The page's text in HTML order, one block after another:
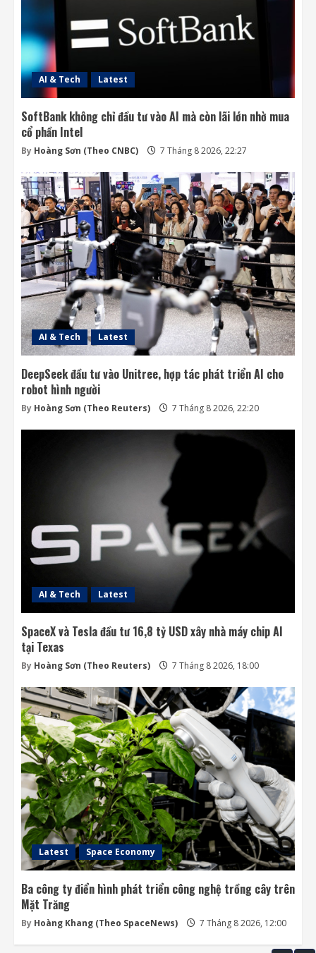
4
Ba công ty điển hình phát triển công nghệ
trồng cây trên Mặt Trăng
7 Tháng 8 2026, 12:00
AI & Tech Latest
SoftBank không chỉ đầu tư vào AI mà còn lãi lớn nhờ mua
cổ phần Intel
By Hoàng Sơn (Theo CNBC) 7 Tháng 8 2026, 22:27
AI & Tech Latest
DeepSeek đầu tư vào Unitree, hợp tác phát triển AI cho
robot hình người
By Hoàng Sơn (Theo Reuters) 7 Tháng 8 2026, 22:20
AI & Tech Latest
SpaceX và Tesla đầu tư 16,8 tỷ USD xây nhà máy chip AI
tại Texas
By Hoàng Sơn (Theo Reuters) 7 Tháng 8 2026, 18:00
Latest Space Economy
Ba công ty điển hình phát triển công nghệ trồng cây trên
Mặt Trăng
By Hoàng Khang (Theo SpaceNews) 7 Tháng 8 2026, 12:00